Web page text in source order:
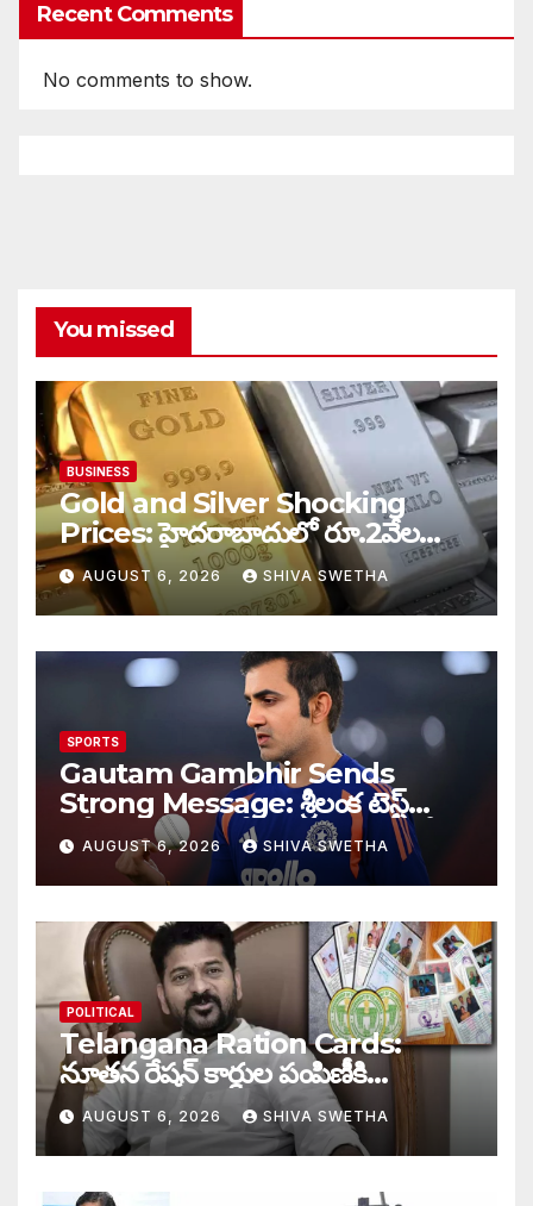
Recent Comments
No comments to show.
You missed
BUSINESS
Gold and Silver Shocking
Prices: హైదరాబాదులో రూ.2వేల
900 పెరిగిన తులం రేటు…
AUGUST 6, 2026 SHIVA SWETHA
SPORTS
Gautam Gambhir Sends
Strong Message: శ్రీలంక టెస్ట్
సిరీస్‌కు ముందు టీమిండియాకు గంభీర్
వార్నింగ్…
AUGUST 6, 2026 SHIVA SWETHA
POLITICAL
Telangana Ration Cards:
నూతన రేషన్ కార్డుల పంపిణీకి
ముహూర్తం ఫిక్స్‌…
AUGUST 6, 2026 SHIVA SWETHA